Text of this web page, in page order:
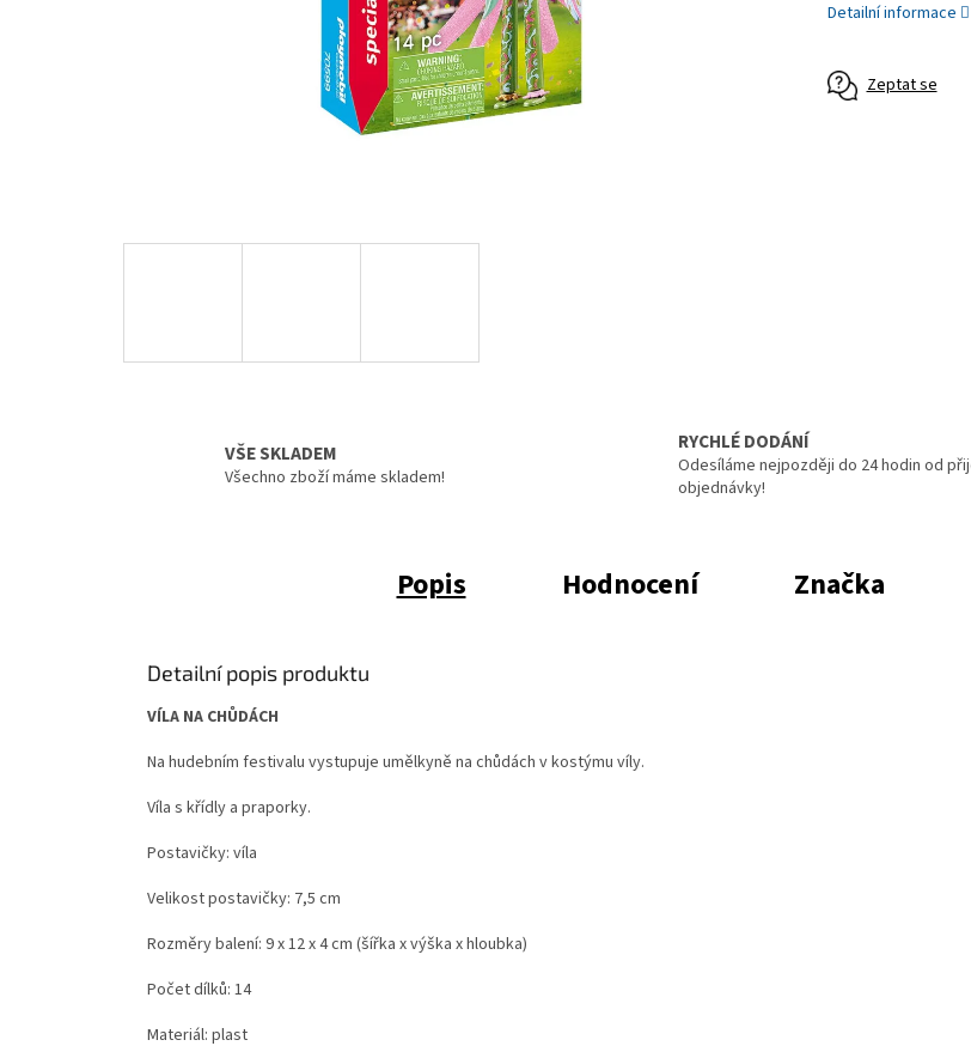
Detailní informace
Zeptat se
VŠE SKLADEM
Všechno zboží máme skladem!
RYCHLÉ DODÁNÍ
Odesíláme nejpozději do 24 hodin od
objednávky!
Popis Hodnocení Značka
Detailní popis produktu
VÍLA NA CHŮDÁCH
Na hudebním festivalu vystupuje umělkyně na chůdách v kostýmu víly.
Víla s křídly a praporky.
Postavičky: víla
Velikost postavičky: 7,5 cm
Rozměry balení: 9 x 12 x 4 cm (šířka x výška x hloubka)
Počet dílků: 14
Materiál: plast